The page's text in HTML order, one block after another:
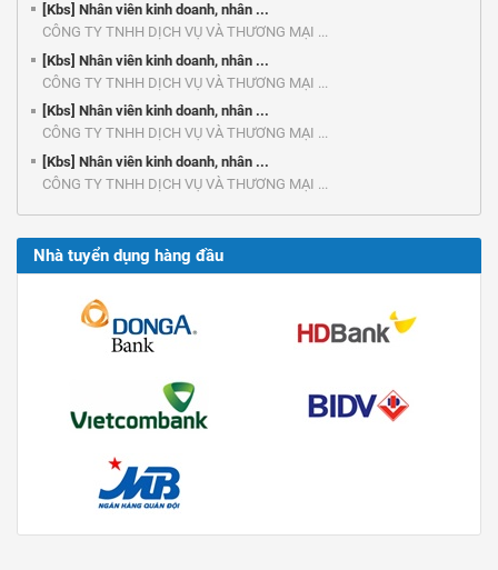
[Kbs] Nhân viên kinh doanh, nhân ...
CÔNG TY TNHH DỊCH VỤ VÀ THƯƠNG MẠI ...
[Kbs] Nhân viên kinh doanh, nhân ...
CÔNG TY TNHH DỊCH VỤ VÀ THƯƠNG MẠI ...
[Kbs] Nhân viên kinh doanh, nhân ...
CÔNG TY TNHH DỊCH VỤ VÀ THƯƠNG MẠI ...
[Kbs] Nhân viên kinh doanh, nhân ...
CÔNG TY TNHH DỊCH VỤ VÀ THƯƠNG MẠI ...
Nhà tuyển dụng hàng đầu